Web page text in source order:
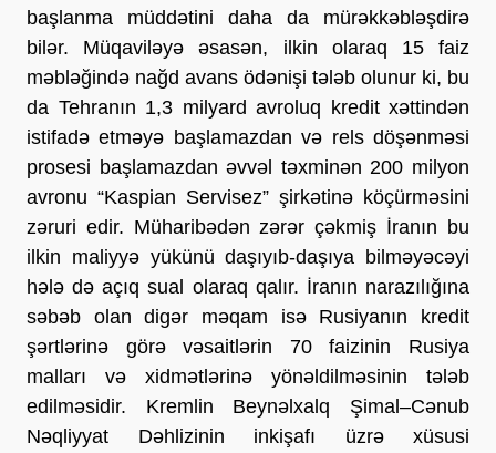
başlanma müddətini daha da mürəkkəbləşdirə
bilər. Müqaviləyə əsasən, ilkin olaraq 15 faiz
məbləğində nağd avans ödənişi tələb olunur ki, bu
da Tehranın 1,3 milyard avroluq kredit xəttindən
istifadə etməyə başlamazdan və rels döşənməsi
prosesi başlamazdan əvvəl təxminən 200 milyon
avronu “Kaspian Servisez” şirkətinə köçürməsini
zəruri edir. Müharibədən zərər çəkmiş İranın bu
ilkin maliyyə yükünü daşıyıb-daşıya bilməyəcəyi
hələ də açıq sual olaraq qalır. İranın narazılığına
səbəb olan digər məqam isə Rusiyanın kredit
şərtlərinə görə vəsaitlərin 70 faizinin Rusiya
malları və xidmətlərinə yönəldilməsinin tələb
edilməsidir. Kremlin Beynəlxalq Şimal–Cənub
Nəqliyyat Dəhlizinin inkişafı üzrə xüsusi